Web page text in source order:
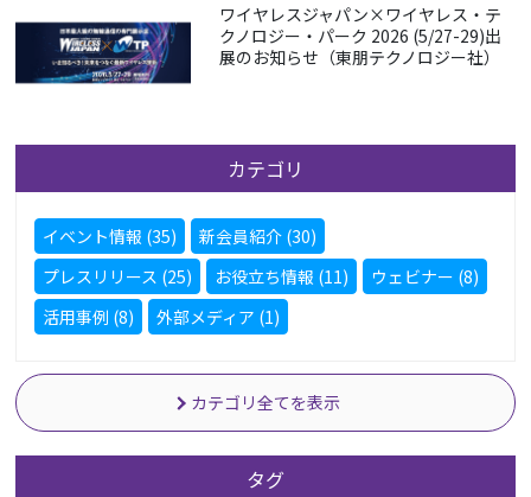
ワイヤレスジャパン×ワイヤレス・テ
クノロジー・パーク 2026 (5/27-29)出
展のお知らせ（東朋テクノロジー社）
カテゴリ
イベント情報 (35)
新会員紹介 (30)
プレスリリース (25)
お役立ち情報 (11)
ウェビナー (8)
活用事例 (8)
外部メディア (1)
カテゴリ全てを表示
タグ